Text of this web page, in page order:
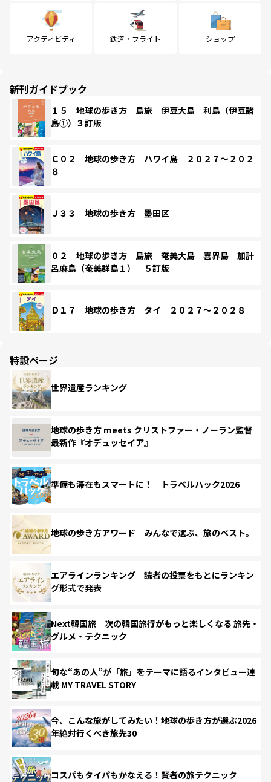
アクティビティ 鉄道・フライト ショップ
新刊ガイドブック
１５ 地球の歩き方 島旅 伊豆大島 利島（伊豆諸
島①）３訂版
Ｃ０２ 地球の歩き方 ハワイ島 ２０２７～２０２
８
Ｊ３３ 地球の歩き方 墨田区
０２ 地球の歩き方 島旅 奄美大島 喜界島 加計
呂麻島（奄美群島１） ５訂版
Ｄ１７ 地球の歩き方 タイ ２０２７～２０２８
特設ページ
世界遺産ランキング
地球の歩き方 meets クリストファー・ノーラン監督
最新作『オデュッセイア』
準備も滞在もスマートに！ トラベルハック2026
地球の歩き方アワード みんなで選ぶ、旅のベスト。
エアラインランキング 読者の投票をもとにランキン
グ形式で発表
Next韓国旅 次の韓国旅行がもっと楽しくなる 旅先・
グルメ・テクニック
旬な“あの人”が「旅」をテーマに語るインタビュー連
載 MY TRAVEL STORY
今、こんな旅がしてみたい！地球の歩き方が選ぶ2026
年絶対行くべき旅先30
コスパもタイパもかなえる！賢者の旅テクニック